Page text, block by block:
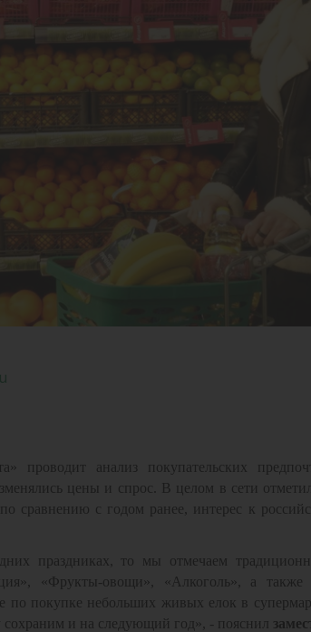
проводит анализ покупательских
цены и спрос. В целом в сети
сравнению с годом ранее, интерес к
праздниках, то мы отмечаем
«Фрукты-овощи», «Алкоголь», а
по покупке небольших живых елок в
сохраним и на следующий год», - пояснил